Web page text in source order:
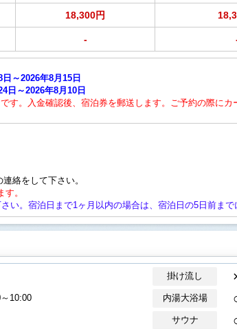
18,300円
-
～2026年8月15日
日～2026年8月10日
す。入金確認後、宿泊券を郵送します。ご予約の際にカ
絡をして下さい。
。
い。宿泊日まで1ヶ月以内の場合は、宿泊日の5日前まで
掛け流し
10:00 内湯大浴場
サウナ